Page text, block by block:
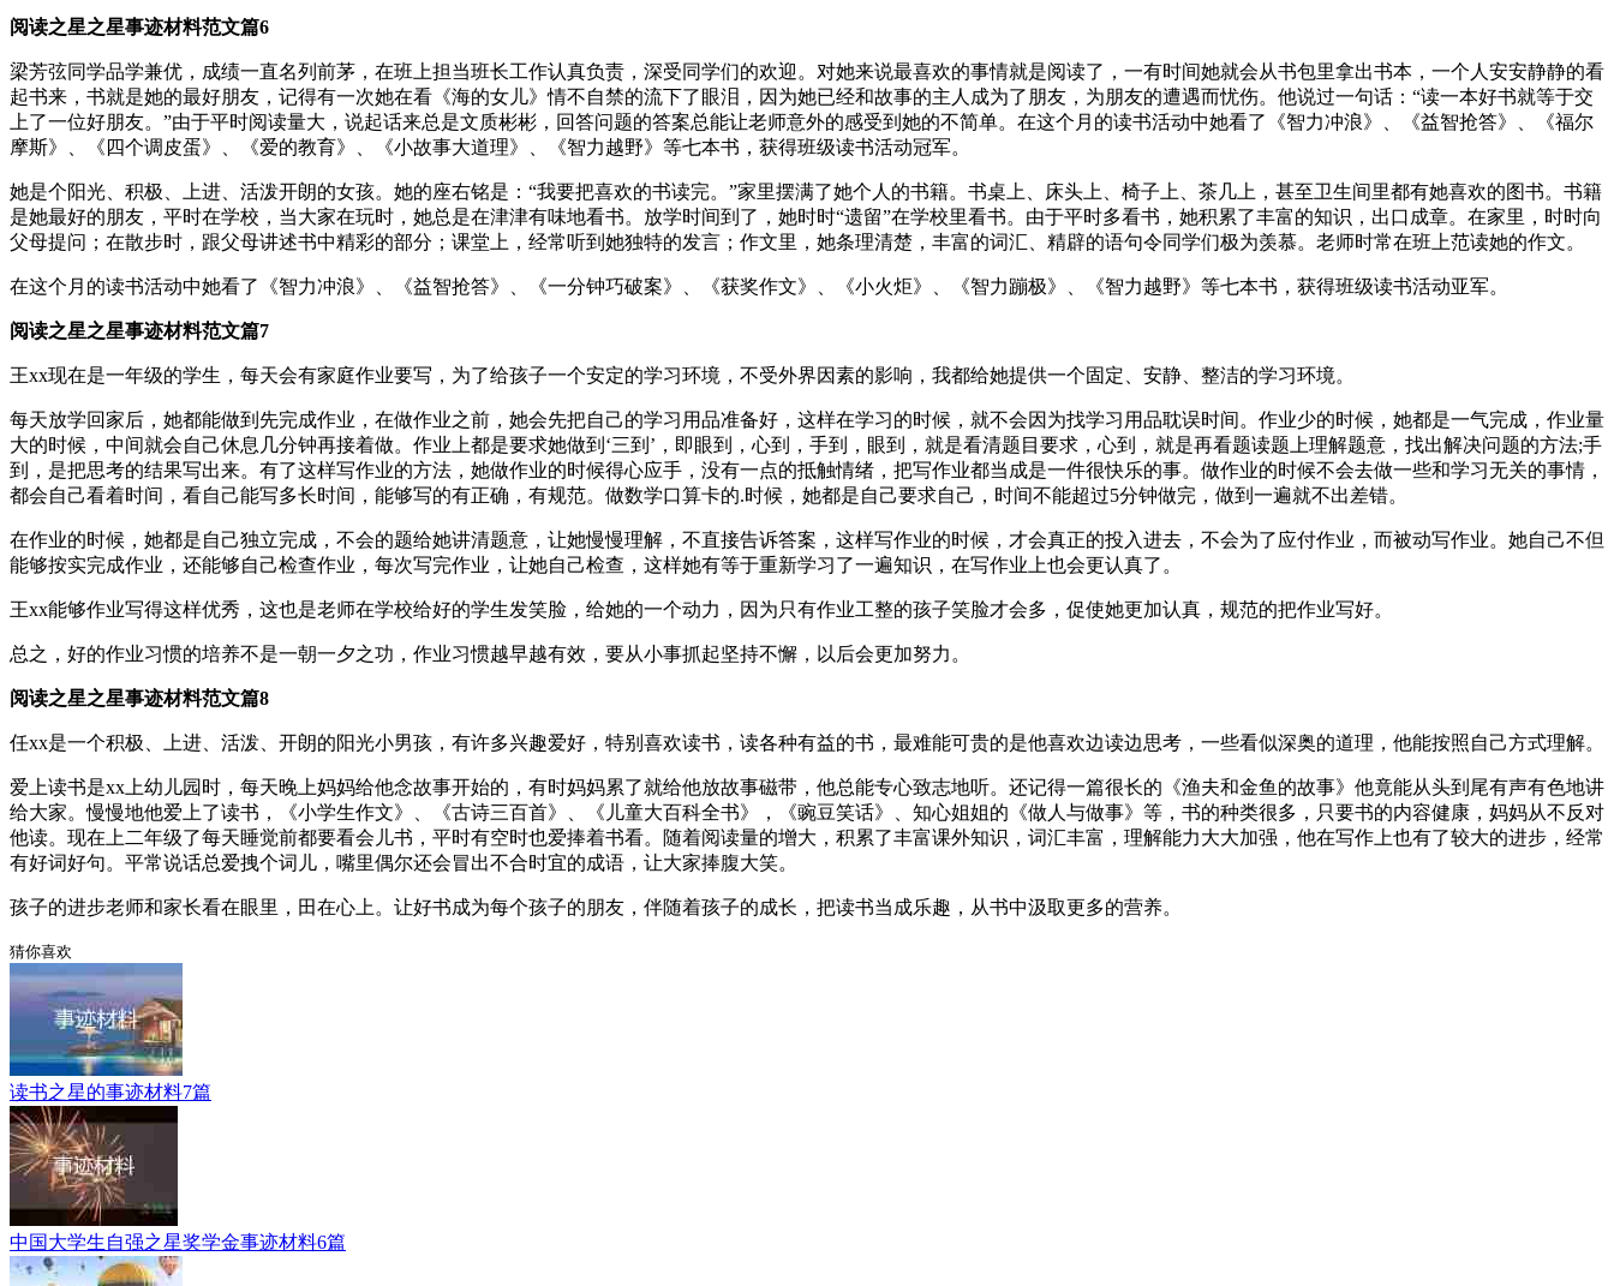
阅读之星之星事迹材料范文篇6
梁芳弦同学品学兼优，成绩一直名列前茅，在班上担当班长工作认真负责，深受同学们的欢迎。对她来说最喜欢的事情就是阅读了，一有时间她就会从书包里拿出书本，一个人安安静静的看
起书来，书就是她的最好朋友，记得有一次她在看《海的女儿》情不自禁的流下了眼泪，因为她已经和故事的主人成为了朋友，为朋友的遭遇而忧伤。他说过一句话：“读一本好书就等于交
上了一位好朋友。”由于平时阅读量大，说起话来总是文质彬彬，回答问题的答案总能让老师意外的感受到她的不简单。在这个月的读书活动中她看了《智力冲浪》、《益智抢答》、《福尔
摩斯》、《四个调皮蛋》、《爱的教育》、《小故事大道理》、《智力越野》等七本书，获得班级读书活动冠军。
她是个阳光、积极、上进、活泼开朗的女孩。她的座右铭是：“我要把喜欢的书读完。”家里摆满了她个人的书籍。书桌上、床头上、椅子上、茶几上，甚至卫生间里都有她喜欢的图书。书籍
是她最好的朋友，平时在学校，当大家在玩时，她总是在津津有味地看书。放学时间到了，她时时“遗留”在学校里看书。由于平时多看书，她积累了丰富的知识，出口成章。在家里，时时向
父母提问；在散步时，跟父母讲述书中精彩的部分；课堂上，经常听到她独特的发言；作文里，她条理清楚，丰富的词汇、精辟的语句令同学们极为羡慕。老师时常在班上范读她的作文。
在这个月的读书活动中她看了《智力冲浪》、《益智抢答》、《一分钟巧破案》、《获奖作文》、《小火炬》、《智力蹦极》、《智力越野》等七本书，获得班级读书活动亚军。
阅读之星之星事迹材料范文篇7
王xx现在是一年级的学生，每天会有家庭作业要写，为了给孩子一个安定的学习环境，不受外界因素的影响，我都给她提供一个固定、安静、整洁的学习环境。
每天放学回家后，她都能做到先完成作业，在做作业之前，她会先把自己的学习用品准备好，这样在学习的时候，就不会因为找学习用品耽误时间。作业少的时候，她都是一气完成，作业量
大的时候，中间就会自己休息几分钟再接着做。作业上都是要求她做到‘三到’，即眼到，心到，手到，眼到，就是看清题目要求，心到，就是再看题读题上理解题意，找出解决问题的方法;手
到，是把思考的结果写出来。有了这样写作业的方法，她做作业的时候得心应手，没有一点的抵触情绪，把写作业都当成是一件很快乐的事。做作业的时候不会去做一些和学习无关的事情，
都会自己看着时间，看自己能写多长时间，能够写的有正确，有规范。做数学口算卡的.时候，她都是自己要求自己，时间不能超过5分钟做完，做到一遍就不出差错。
在作业的时候，她都是自己独立完成，不会的题给她讲清题意，让她慢慢理解，不直接告诉答案，这样写作业的时候，才会真正的投入进去，不会为了应付作业，而被动写作业。她自己不但
能够按实完成作业，还能够自己检查作业，每次写完作业，让她自己检查，这样她有等于重新学习了一遍知识，在写作业上也会更认真了。
王xx能够作业写得这样优秀，这也是老师在学校给好的学生发笑脸，给她的一个动力，因为只有作业工整的孩子笑脸才会多，促使她更加认真，规范的把作业写好。
总之，好的作业习惯的培养不是一朝一夕之功，作业习惯越早越有效，要从小事抓起坚持不懈，以后会更加努力。
阅读之星之星事迹材料范文篇8
任xx是一个积极、上进、活泼、开朗的阳光小男孩，有许多兴趣爱好，特别喜欢读书，读各种有益的书，最难能可贵的是他喜欢边读边思考，一些看似深奥的道理，他能按照自己方式理解。
爱上读书是xx上幼儿园时，每天晚上妈妈给他念故事开始的，有时妈妈累了就给他放故事磁带，他总能专心致志地听。还记得一篇很长的《渔夫和金鱼的故事》他竟能从头到尾有声有色地讲
给大家。慢慢地他爱上了读书，《小学生作文》、《古诗三百首》、《儿童大百科全书》，《豌豆笑话》、知心姐姐的《做人与做事》等，书的种类很多，只要书的内容健康，妈妈从不反对
他读。现在上二年级了每天睡觉前都要看会儿书，平时有空时也爱捧着书看。随着阅读量的增大，积累了丰富课外知识，词汇丰富，理解能力大大加强，他在写作上也有了较大的进步，经常
有好词好句。平常说话总爱拽个词儿，嘴里偶尔还会冒出不合时宜的成语，让大家捧腹大笑。
孩子的进步老师和家长看在眼里，田在心上。让好书成为每个孩子的朋友，伴随着孩子的成长，把读书当成乐趣，从书中汲取更多的营养。
猜你喜欢
读书之星的事迹材料7篇
中国大学生自强之星奖学金事迹材料6篇